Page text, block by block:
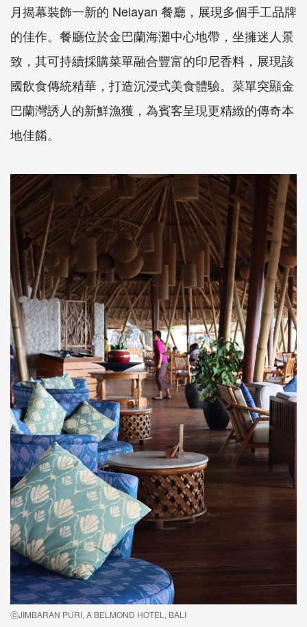
月揭幕裝飾一新的 Nelayan 餐廳，展現多個手工品牌
的佳作。餐廳位於金巴蘭海灘中心地帶，坐擁迷人景
致，其可持續採購菜單融合豐富的印尼香料，展現該
國飲食傳統精華，打造沉浸式美食體驗。菜單突顯金
巴蘭灣誘人的新鮮漁獲，為賓客呈現更精緻的傳奇本
地佳餚。
ⓒJIMBARAN PURI, A BELMOND HOTEL, BALI